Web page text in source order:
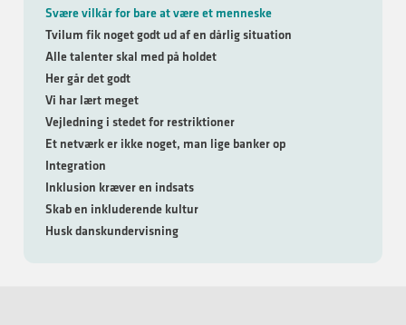
Svære vilkår for bare at være et menneske
Tvilum fik noget godt ud af en dårlig situation
Alle talenter skal med på holdet
Her går det godt
Vi har lært meget
Vejledning i stedet for restriktioner
Et netværk er ikke noget, man lige banker op
Integration
Inklusion kræver en indsats
Skab en inkluderende kultur
Husk danskundervisning